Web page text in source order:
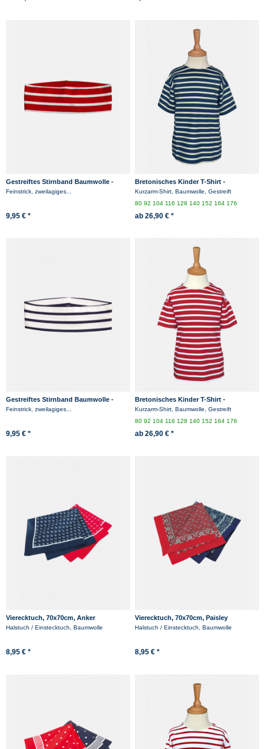
Gestreiftes Stirnband Baumwolle -
rot/weissgestreift
Feinstrick, zweilagiges...
9,95 € *
Bretonisches Kinder T-Shirt -
blau/ecrugestreift
Kurzarm-Shirt, Baumwolle, Gestreift
8092 104 116 128 140 152 164 176
ab 26,90 € *
Gestreiftes Stirnband Baumwolle -
weiss/blaugestreift
Feinstrick, zweilagiges...
9,95 € *
Bretonisches Kinder T-Shirt -
rot/weissgestreift
Kurzarm-Shirt, Baumwolle, Gestreift
8092104116128140152164176
ab 26,90 € *
Vierecktuch, 70x70cm, Anker
Halstuch / Einstecktuch, Baumwolle
8,95 € *
Vierecktuch, 70x70cm, Paisley
Halstuch / Einstecktuch, Baumwolle
8,95 € *